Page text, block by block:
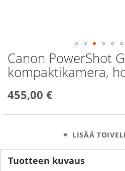
Canon PowerShot
kompaktikamera,
455,00 €
LISÄÄ
Skip
to
the
of
Tuotteen kuvaus